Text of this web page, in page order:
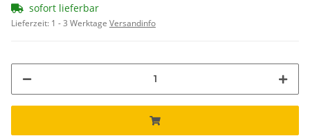
sofort lieferbar
Lieferzeit: 1 - 3 Werktage Versandinfo